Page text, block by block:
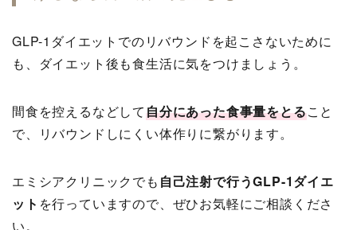
GLP-1ダイエットでのリバウンドを起こさないために
も、ダイエット後も食生活に気をつけましょう。
間食を控えるなどして自分にあった食事量をとること
で、リバウンドしにくい体作りに繋がります。
エミシアクリニックでも 自己注射で行うGLP-1ダイエ
ット を行っていますので、ぜひお気軽にご相談くださ
い。